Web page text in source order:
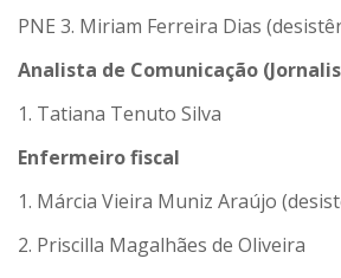
PNE 3. Miriam Ferreira Dias
Analista de Comunicação
1. Tatiana Tenuto Silva
Enfermeiro fiscal
1. Márcia Vieira Muniz Araújo
2. Priscilla Magalhães de Oliveira